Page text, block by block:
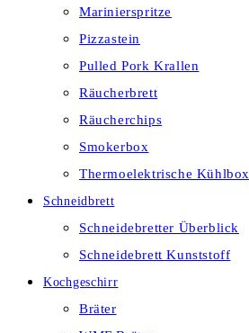
Marinierspritze
Pizzastein
Pulled Pork Krallen
Räucherbrett
Räucherchips
Smokerbox
Thermoelektrische Kühlbox
Schneidbrett
Schneidebretter Überblick
Schneidebrett Kunststoff
Kochgeschirr
Bräter